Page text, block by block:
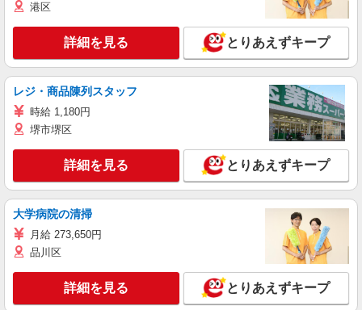
港区
詳細を見る とりあえずキープ
レジ・商品陳列スタッフ
時給 1,180円
堺市堺区
詳細を見る とりあえずキープ
大学病院の清掃
月給 273,650円
品川区
詳細を見る とりあえずキープ